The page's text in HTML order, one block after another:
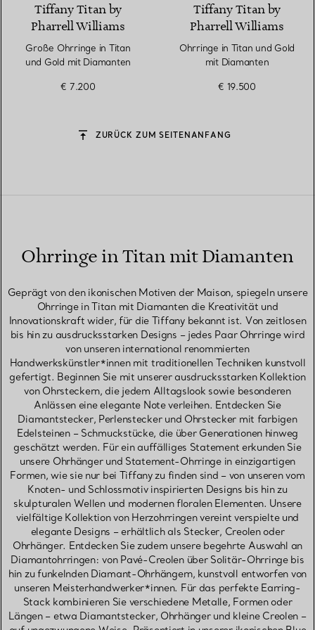
Tiffany Titan by
Pharrell Williams
Große Ohrringe in Titan
und Gold mit Diamanten
€ 7.200
Tiffany Titan by
Pharrell Williams
Ohrringe in Titan und Gold
mit Diamanten
€ 19.500
ZURÜCK ZUM SEITENANFANG
Ohrringe in Titan mit Diamanten
Geprägt von den ikonischen Motiven der Maison, spiegeln unsere
Ohrringe in Titan mit Diamanten die Kreativität und
Innovationskraft wider, für die Tiffany bekannt ist. Von zeitlosen
bis hin zu ausdrucksstarken Designs – jedes Paar Ohrringe wird
von unseren international renommierten
Handwerkskünstler*innen mit traditionellen Techniken kunstvoll
gefertigt. Beginnen Sie mit unserer ausdrucksstarken Kollektion
von Ohrsteckern, die jedem Alltagslook sowie besonderen
Anlässen eine elegante Note verleihen. Entdecken Sie
Diamantstecker, Perlenstecker und Ohrstecker mit farbigen
Edelsteinen – Schmuckstücke, die über Generationen hinweg
geschätzt werden. Für ein auffälliges Statement erkunden Sie
unsere Ohrhänger und Statement-Ohrringe in einzigartigen
Formen, wie sie nur bei Tiffany zu finden sind – von unseren vom
Knoten- und Schlossmotiv inspirierten Designs bis hin zu
skulpturalen Wellen und modernen floralen Elementen. Unsere
vielfältige Kollektion von Herzohrringen vereint verspielte und
elegante Designs – erhältlich als Stecker, Creolen oder
Ohrhänger. Entdecken Sie zudem unsere begehrte Auswahl an
Diamantohrringen: von Pavé-Creolen über Solitär-Ohrringe bis
hin zu funkelnden Diamant-Ohrhängern, kunstvoll entworfen von
unseren Meisterhandwerker*innen. Für das perfekte Earring-
Stack kombinieren Sie verschiedene Metalle, Formen oder
Längen – etwa Diamantstecker, Ohrhänger und kleine Creolen –